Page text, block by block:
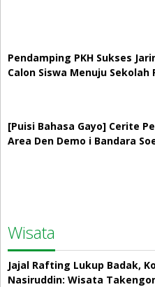
Pendamping PKH Sukses
Calon Siswa Menuju Sekolah
[Puisi Bahasa Gayo] Cerite
Area Den Demo i Bandara
Wisata
Jajal Rafting Lukup Badak,
Nasiruddin: Wisata